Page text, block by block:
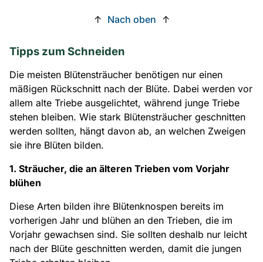
↑ Nach oben ↑
Tipps zum Schneiden
Die meisten Blütensträucher benötigen nur einen
mäßigen Rückschnitt nach der Blüte. Dabei werden vor
allem alte Triebe ausgelichtet, während junge Triebe
stehen bleiben. Wie stark Blütensträucher geschnitten
werden sollten, hängt davon ab, an welchen Zweigen
sie ihre Blüten bilden.
1. Sträucher, die an älteren Trieben vom Vorjahr
blühen
Diese Arten bilden ihre Blütenknospen bereits im
vorherigen Jahr und blühen an den Trieben, die im
Vorjahr gewachsen sind. Sie sollten deshalb nur leicht
nach der Blüte geschnitten werden, damit die jungen